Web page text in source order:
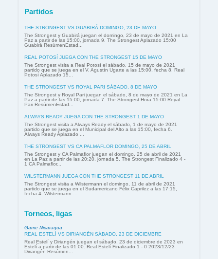
Partidos
THE STRONGEST VS GUABIRÁ DOMINGO, 23 DE MAYO
The Strongest y Guabirá juegan el domingo, 23 de mayo de 2021 en La
Paz a partir de las 15:00, jornada 9. The Strongest Aplazado 15:00
Guabirá ResúmenEstad...
REAL POTOSÍ JUEGA CON THE STRONGEST 15 DE MAYO
The Strongest visita a Real Potosí el sábado, 15 de mayo de 2021
partido que se juega en el V. Agustín Ugarte a las 15:00, fecha 8. Real
Potosí Aplazado 15...
THE STRONGEST VS ROYAL PARI SÁBADO, 8 DE MAYO
The Strongest y Royal Pari juegan el sábado, 8 de mayo de 2021 en La
Paz a partir de las 15:00, jornada 7. The Strongest Hora 15:00 Royal
Pari ResúmenEstad...
ALWAYS READY JUEGA CON THE STRONGEST 1 DE MAYO
The Strongest visita a Always Ready el sábado, 1 de mayo de 2021
partido que se juega en el Municipal del Alto a las 15:00, fecha 6.
Always Ready Aplazado ...
THE STRONGEST VS CA PALMAFLOR DOMINGO, 25 DE ABRIL
The Strongest y CA Palmaflor juegan el domingo, 25 de abril de 2021
en La Paz a partir de las 20:20, jornada 5. The Strongest Finalizado 4 -
1 CA Palmaflor...
WILSTERMANN JUEGA CON THE STRONGEST 11 DE ABRIL
The Strongest visita a Wilstermann el domingo, 11 de abril de 2021
partido que se juega en el Sudamericano Félix Caprilez a las 17:15,
fecha 4. Wilstermann ...
Torneos, ligas
Game Nicaragua
REAL ESTELÍ VS DIRIANGÉN SÁBADO, 23 DE DICIEMBRE
Real Estelí y Diriangén juegan el sábado, 23 de diciembre de 2023 en
Estelí a partir de las 01:00. Real Estelí Finalizado 1 - 0 2023/12/23
Diriangén Resúmen...